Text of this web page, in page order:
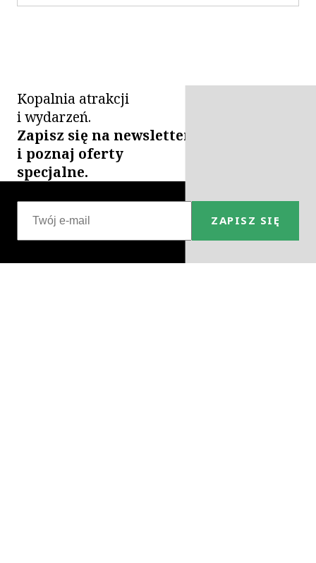
Kopalnia atrakcji
i wydarzeń.
Zapisz się na newsletter
i poznaj oferty
specjalne.
ZAPISZ SIĘ